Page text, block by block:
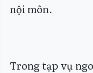
nội môn.
Trong tạp vụ